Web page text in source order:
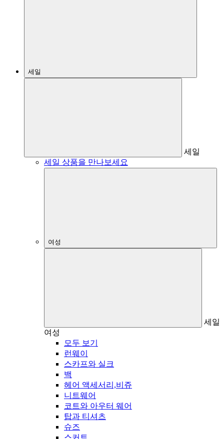
세일
세일
세일 상품을 만나보세요
여성
세일
여성
모두 보기
런웨이
스카프와 실크
백
헤어 액세서리,비쥬
니트웨어
코트와 아우터 웨어
탑과 티셔츠
슈즈